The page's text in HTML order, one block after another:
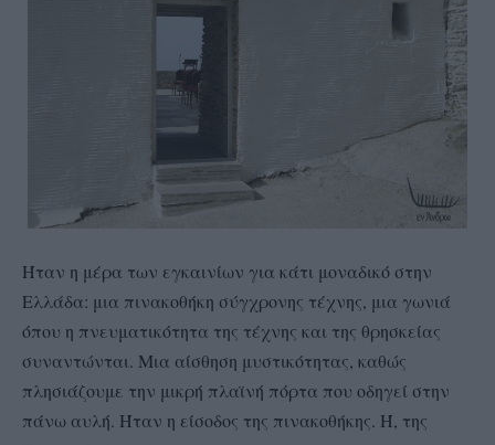
Ήταν η μέρα των εγκαινίων για κάτι μοναδικό στην
Ελλάδα: μια πινακοθήκη σύγχρονης τέχνης, μια γωνιά
όπου η πνευματικότητα της τέχνης και της θρησκείας
συναντώνται. Μια αίσθηση μυστικότητας, καθώς
πλησιάζουμε την μικρή πλαϊνή πόρτα που οδηγεί στην
πάνω αυλή. Ήταν η είσοδος της πινακοθήκης. Ή, της